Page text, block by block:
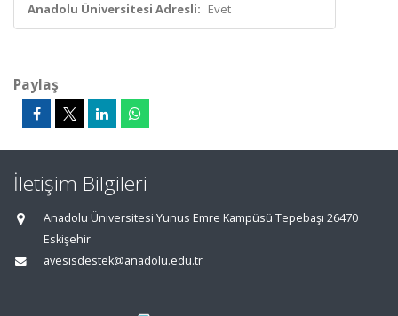
Anadolu Üniversitesi Adresli: Evet
Paylaş
İletişim Bilgileri
Anadolu Üniversitesi Yunus Emre Kampüsü Tepebaşı 26470
Eskişehir
avesisdestek@anadolu.edu.tr